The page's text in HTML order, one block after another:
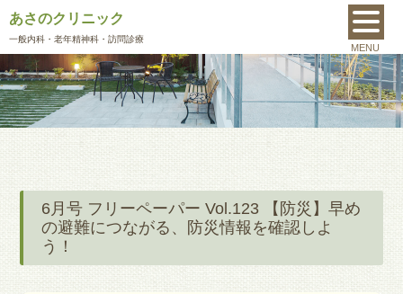
あさのクリニック
一般内科 ・老年精神科・訪問診療
MENU
6月号 フリーペーパー Vol.123 【防災】早め
の避難につながる、防災情報を確認しよ
う！
MENU